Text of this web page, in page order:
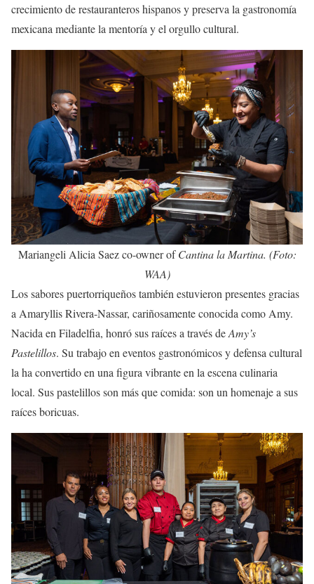
crecimiento de restauranteros hispanos y preserva la gastronomía
mexicana mediante la mentoría y el orgullo cultural.
Mariangeli Alicia Saez co-owner ofCantina la Martina. (Foto:
WAA)
Los sabores puertorriqueños también estuvieron presentes gracias
a Amaryllis Rivera-Nassar, cariñosamente conocida como Amy.
Nacida en Filadelfia, honró sus raíces a través deAmy’s
Pastelillos. Su trabajo en eventos gastronómicos y defensa cultural
la ha convertido en una figura vibrante en la escena culinaria
local. Sus pastelillos son más que comida: son un homenaje a sus
raíces boricuas.